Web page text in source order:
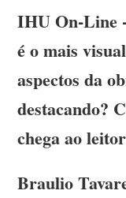
IHU On-Line
é o mais
aspectos da
destacando?
chega ao
Braulio